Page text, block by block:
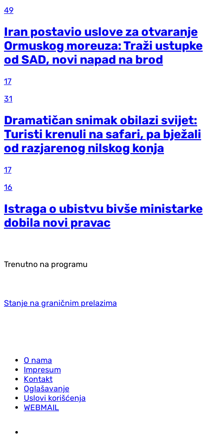
49
Iran postavio uslove za otvaranje
Ormuskog moreuza: Traži ustupke
od SAD, novi napad na brod
17
31
Dramatičan snimak obilazi svijet:
Turisti krenuli na safari, pa bježali
od razjarenog nilskog konja
17
16
Istraga o ubistvu bivše ministarke
dobila novi pravac
Trenutno na programu
Stanje na graničnim prelazima
O nama
Impresum
Kontakt
Oglašavanje
Uslovi korišćenja
WEBMAIL